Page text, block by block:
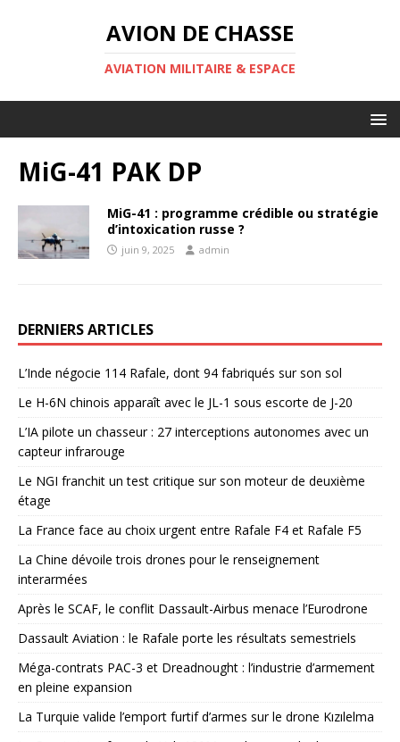
AVION DE CHASSE
AVIATION MILITAIRE & ESPACE
MiG-41 PAK DP
MiG-41 : programme crédible ou stratégie
d’intoxication russe ?
juin 9, 2025 admin
DERNIERS ARTICLES
L’Inde négocie 114 Rafale, dont 94 fabriqués sur son sol
Le H-6N chinois apparaît avec le JL-1 sous escorte de J-20
L’IA pilote un chasseur : 27 interceptions autonomes avec un
capteur infrarouge
Le NGI franchit un test critique sur son moteur de deuxième
étage
La France face au choix urgent entre Rafale F4 et Rafale F5
La Chine dévoile trois drones pour le renseignement
interarmées
Après le SCAF, le conflit Dassault-Airbus menace l’Eurodrone
Dassault Aviation : le Rafale porte les résultats semestriels
Méga-contrats PAC-3 et Dreadnought : l’industrie d’armement
en pleine expansion
La Turquie valide l’emport furtif d’armes sur le drone Kızılelma